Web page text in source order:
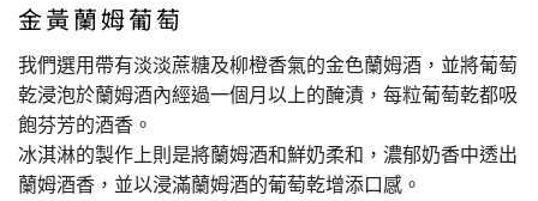
金黃蘭姆葡萄
我們選用帶有淡淡蔗糖及柳橙香氣的金色蘭姆酒，並將葡萄
乾浸泡於蘭姆酒內經過一個月以上的醃漬，每粒葡萄乾都吸
飽芬芳的酒香。
冰淇淋的製作上則是將蘭姆酒和鮮奶柔和，濃郁奶香中透出
蘭姆酒香，並以浸滿蘭姆酒的葡萄乾增添口感。